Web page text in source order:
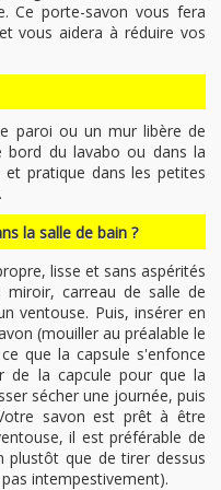
Ce porte-savon vous fera
vous aidera à réduire vos
paroi ou un mur libère de
bord du lavabo ou dans la
pratique dans les petites
la salle de bain ?
lisse et sans aspérités
carreau de salle de
ventouse. Puis, insérer en
(mouiller au préalable le
que la capsule s'enfonce
de la capcule pour que la
sécher une journée, puis
savon est prêt à être
il est préférable de
que de tirer dessus
intempestivement).